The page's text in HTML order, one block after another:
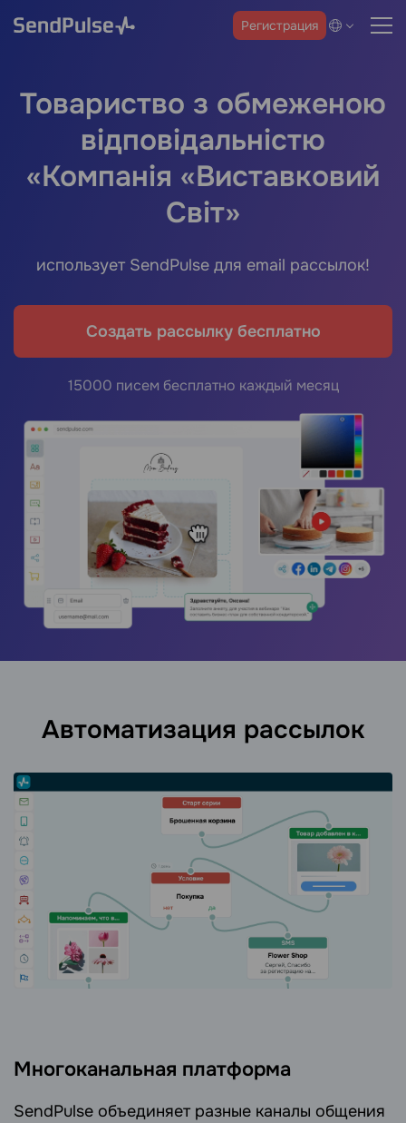
Регистрация
Товариство з обмеженою
відповідальністю
«Компанія «Виставковий
Світ»
использует SendPulse для email рассылок!
Создать рассылку бесплатно
15000 писем бесплатно каждый месяц
Автоматизация рассылок
Многоканальная платформа
SendPulse объединяет разные каналы общения